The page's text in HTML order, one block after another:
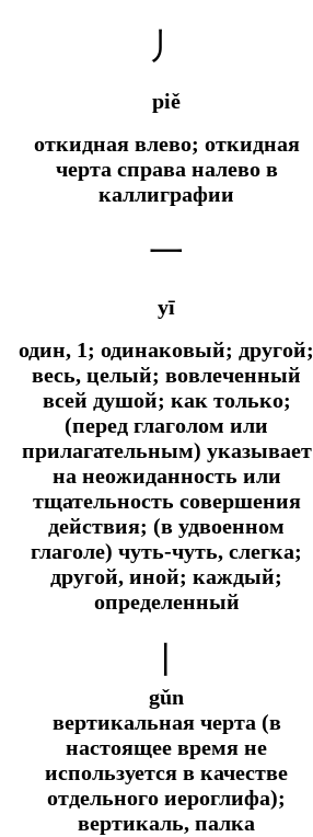
丿
piě
откидная влево; откидная
черта справа налево в
каллиграфии
一
yī
один, 1; одинаковый; другой;
весь, целый; вовлеченный
всей душой; как только;
(перед глаголом или
прилагательным) указывает
на неожиданность или
тщательность совершения
действия; (в удвоенном
глаголе) чуть-чуть, слегка;
другой, иной; каждый;
определенный
gǔn
вертикальная черта (в
настоящее время не
используется в качестве
отдельного иероглифа);
вертикаль, палка